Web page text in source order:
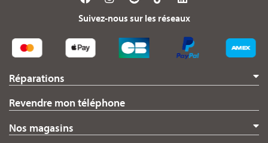
Suivez-nous sur les réseaux
Réparations
Revendre mon téléphone
Nos magasins